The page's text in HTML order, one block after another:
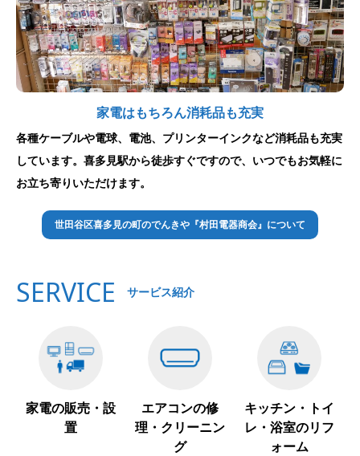
家電はもちろん消耗品も充実
各種ケーブルや電球、電池、プリンターインクなど消耗品も充実
しています。喜多見駅から徒歩すぐですので、いつでもお気軽に
お立ち寄りいただけます。
世田谷区喜多見の町のでんきや『村田電器商会』について
SERVICE サービス紹介
家電の販売・設
置
エアコンの修
理・クリーニン
グ
キッチン・トイ
レ・浴室のリフ
ォーム